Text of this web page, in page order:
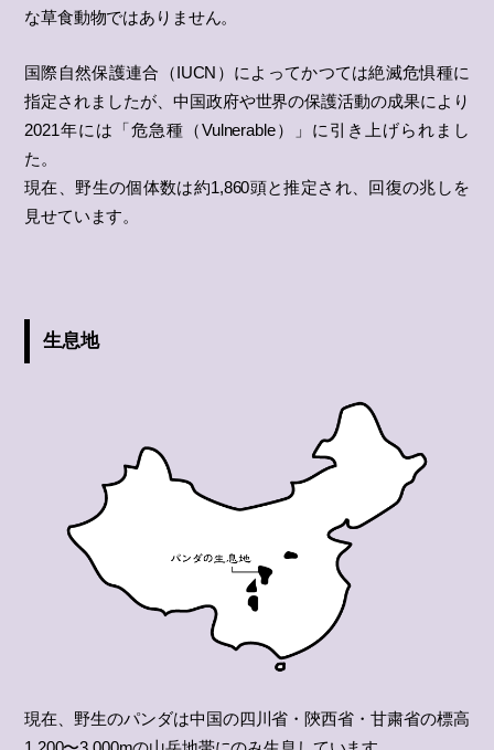
な草食動物ではありません。
国際自然保護連合（IUCN）によってかつては絶滅危惧種に
指定されましたが、中国政府や世界の保護活動の成果により
2021年には「危急種（Vulnerable）」に引き上げられまし
た。
現在、野生の個体数は約1,860頭と推定され、回復の兆しを
見せています。
生息地
現在、野生のパンダは中国の四川省・陝西省・甘粛省の標高